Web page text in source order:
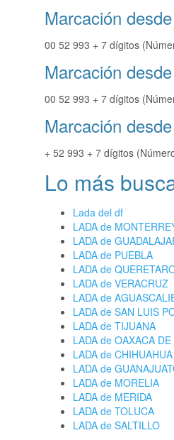
Marcación
00 52 993 + 7 dígitos
Marcación
00 52 993 + 7 dígitos
Marcación
+ 52 993 + 7 dígitos
Lo más
Lada del df
LADA de
LADA de
LADA de PUEBLA
LADA de
LADA de VERACRUZ
LADA de
LADA de SAN LUIS
LADA de TIJUANA
LADA de OAXACA
LADA de CHIHUAHUA
LADA de
LADA de MORELIA
LADA de MERIDA
LADA de TOLUCA
LADA de SALTILLO